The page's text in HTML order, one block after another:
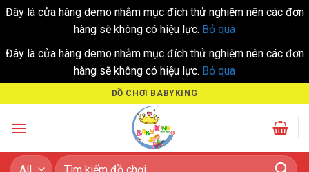
Đây là cửa hàng demo nhằm mục đích thử nghiệm nên các đơn
hàng sẽ không có hiệu lực. Bỏ qua
Đây là cửa hàng demo nhằm mục đích thử nghiệm nên các đơn
hàng sẽ không có hiệu lực. Bỏ qua
to
content
ĐỒ CHƠI BABYKING
Tìm